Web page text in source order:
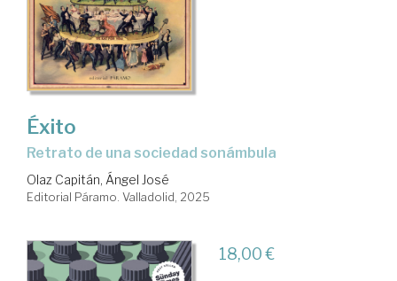
Éxito
Retrato de una sociedad sonámbula
Olaz Capitán, Ángel José
Editorial Páramo. Valladolid, 2025
18,00 €